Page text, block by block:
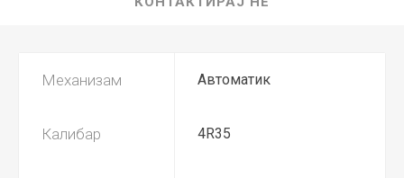
Механизам Автоматик
Калибар 4R35